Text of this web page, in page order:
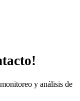
y análisis de